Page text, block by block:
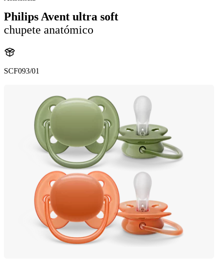
Philips Avent ultra soft
chupete anatómico
SCF093/01